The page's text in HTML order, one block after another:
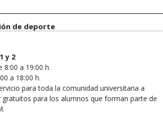
de deporte
y 2
8:00 a 19:00 h.
a 18:00 h.
para toda la comunidad universitaria a
para los alumnos que forman parte de